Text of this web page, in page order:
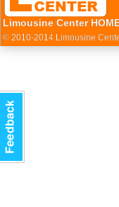
Limousine Center
© 2010-2014 Limousine